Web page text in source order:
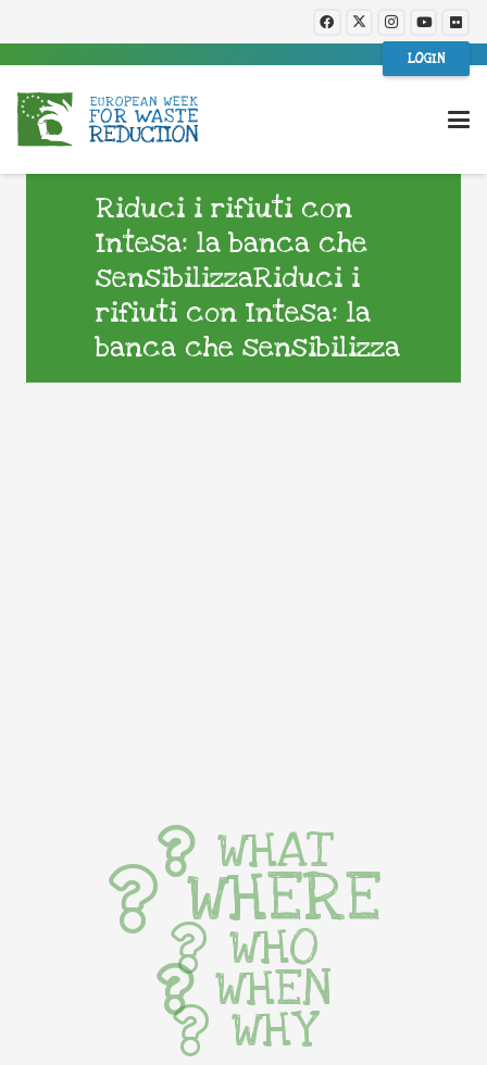
LOGIN
Riduci i rifiuti con
Intesa: la banca che
sensibilizzaRiduci i
rifiuti con Intesa: la
banca che sensibilizza
WHAT
WHERE
WHO
WHEN
WHY